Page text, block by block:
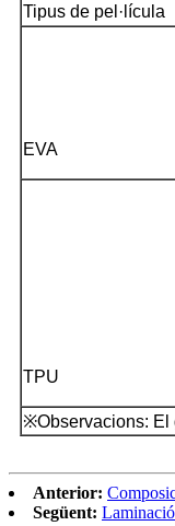
Tipus de pel·lícula
EVA
TPU
※Observacions: El
Anterior:
Següent: